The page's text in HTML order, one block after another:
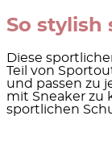
So stylish
Diese
Teil von
und passen zu
mit Sneaker zu
sportlichen